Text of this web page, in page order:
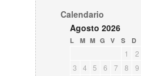
Calendario
Agosto 2026
L M M G V S D
1
2
3
4 5 6 7 8
9